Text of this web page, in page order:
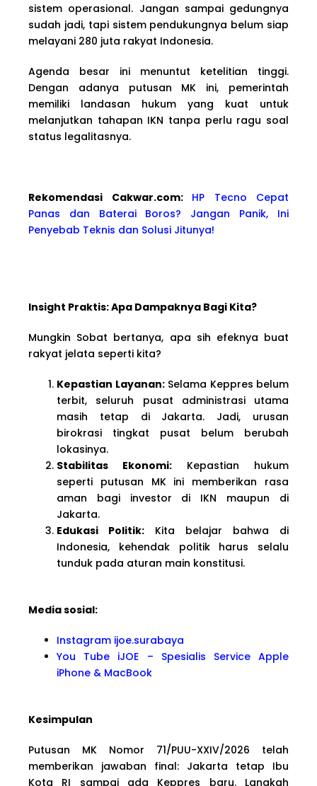
sistem operasional. Jangan sampai gedungnya
sudah jadi, tapi sistem pendukungnya belum siap
melayani 280 juta rakyat Indonesia.
Agenda besar ini menuntut ketelitian tinggi.
Dengan adanya putusan MK ini, pemerintah
memiliki landasan hukum yang kuat untuk
melanjutkan tahapan IKN tanpa perlu ragu soal
status legalitasnya.
Rekomendasi Cakwar.com: HP Tecno Cepat
Panas dan Baterai Boros? Jangan Panik, Ini
Penyebab Teknis dan Solusi Jitunya!
Insight Praktis: Apa Dampaknya Bagi Kita?
Mungkin Sobat bertanya, apa sih efeknya buat
rakyat jelata seperti kita?
Kepastian Layanan:Selama Keppres belum
terbit, seluruh pusat administrasi utama
masih tetap di Jakarta. Jadi, urusan
birokrasi tingkat pusat belum berubah
lokasinya.
Stabilitas Ekonomi: Kepastian hukum
seperti putusan MK ini memberikan rasa
aman bagi investor di IKN maupun di
Jakarta.
Edukasi Politik: Kita belajar bahwa di
Indonesia, kehendak politik harus selalu
tunduk pada aturan main konstitusi.
Media sosial:
Instagram ijoe.surabaya
You Tube iJOE – Spesialis Service Apple
iPhone & MacBook
Kesimpulan
Putusan MK Nomor 71/PUU-XXIV/2026 telah
memberikan jawaban final: Jakarta tetap Ibu
Kota RI sampai ada Keppres baru. Langkah